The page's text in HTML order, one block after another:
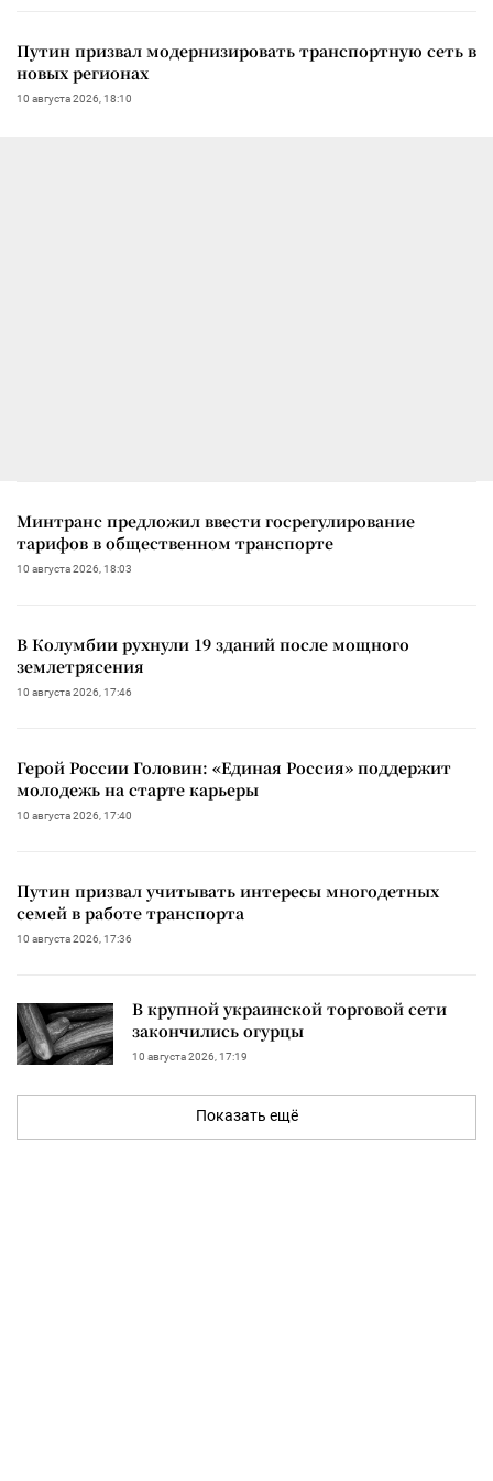
Путин призвал модернизировать транспортную сеть в
новых регионах
10 августа 2026, 18:10
Минтранс предложил ввести госрегулирование
тарифов в общественном транспорте
10 августа 2026, 18:03
В Колумбии рухнули 19 зданий после мощного
землетрясения
10 августа 2026, 17:46
Герой России Головин: «Единая Россия» поддержит
молодежь на старте карьеры
10 августа 2026, 17:40
Путин призвал учитывать интересы многодетных
семей в работе транспорта
10 августа 2026, 17:36
В крупной украинской торговой сети
закончились огурцы
10 августа 2026, 17:19
Показать ещё